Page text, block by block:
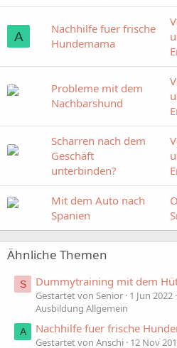
A
Nachhilfe fuer frische
Hundemama
Probleme mit dem
Nachbarshund
Scharren nach dem
Geschäft
unterbinden?
Mit dem Auto nach
Spanien
Ähnliche Themen
S Dummytraining mit dem
Gestartet von Senior 1 Jun 2022
Ausbildung Allgemein
A Nachhilfe fuer frische
Gestartet von Anschi 12 Nov